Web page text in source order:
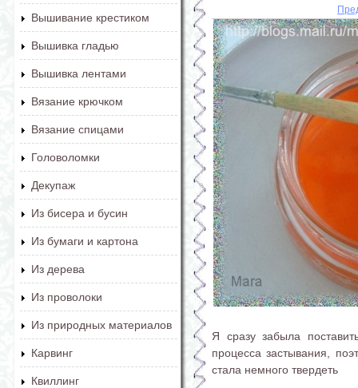
Вышивание крестиком
Вышивка гладью
Вышивка лентами
Вязание крючком
Вязание спицами
Головоломки
Декупаж
Из бисера и бусин
Из бумаги и картона
Из дерева
Из проволоки
Из природных материалов
Карвинг
Квиллинг
Я сразу забыла
процесса застывания,
стала немного твердеть